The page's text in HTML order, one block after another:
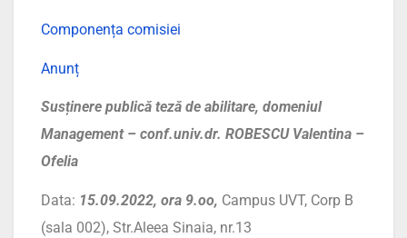
Componența comisiei
Anunț
Susținere publică teză de abilitare, domeniul
Management – conf.univ.dr. ROBESCU Valentina –
Ofelia
Data: 15.09.2022, ora 9.oo, Campus UVT, Corp B
(sala 002), Str.Aleea Sinaia, nr.13